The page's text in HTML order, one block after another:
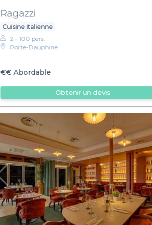
Ragazzi
Cuisine italienne
2 - 100 pers.
Porte-Dauphine
€€Abordable
Obtenir un devis